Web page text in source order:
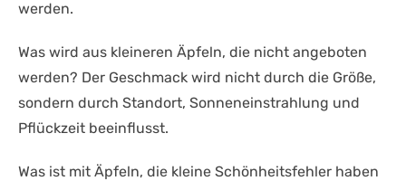
werden.
Was wird aus kleineren Äpfeln, die nicht angeboten
werden? Der Geschmack wird nicht durch die Größe,
sondern durch Standort, Sonneneinstrahlung und
Pflückzeit beeinflusst.
Was ist mit Äpfeln, die kleine Schönheitsfehler haben